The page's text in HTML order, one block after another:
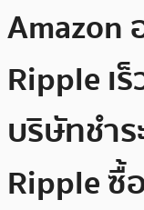
Amazon
Ripple เ
บริษัทชำร
Ripple ซื้